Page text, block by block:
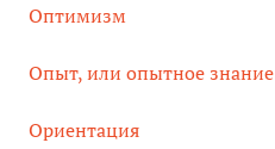
Оптимизм
Опыт, или опытное знание
Ориентация